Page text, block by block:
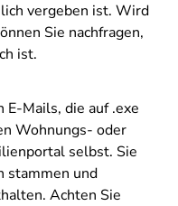
vergeben ist. Wird
Sie nachfragen,
ist.
E-Mails, die auf .exe
Wohnungs- oder
selbst. Sie
stammen und
Achten Sie